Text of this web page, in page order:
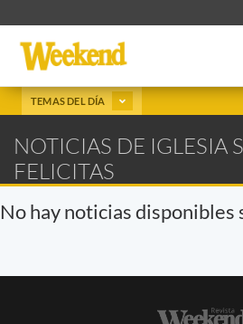
TEMAS DEL DÍA
NOTICIAS DE IGLESIA
FELICITAS
No hay noticias disponibles